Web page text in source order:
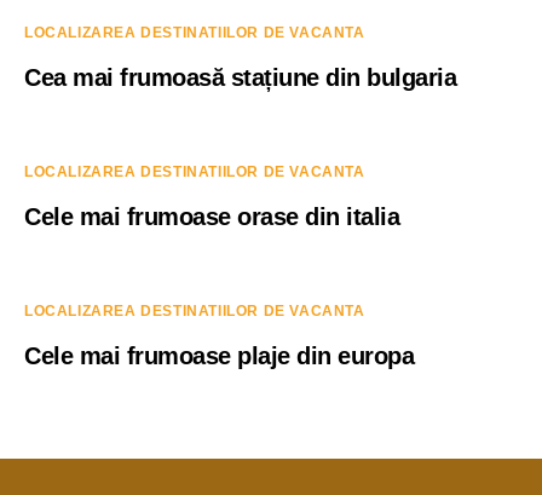
LOCALIZAREA DESTINATIILOR DE VACANTA
Cea mai frumoasă stațiune din bulgaria
LOCALIZAREA DESTINATIILOR DE VACANTA
Cele mai frumoase orase din italia
LOCALIZAREA DESTINATIILOR DE VACANTA
Cele mai frumoase plaje din europa